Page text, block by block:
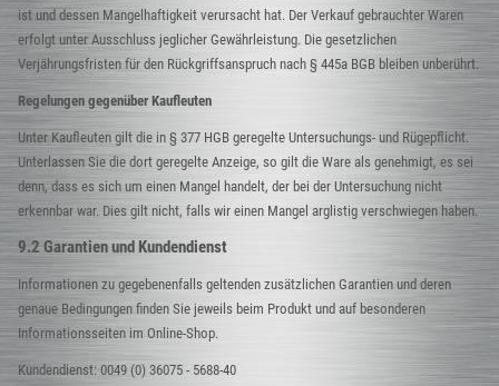
ist und dessen Mangelhaftigkeit verursacht hat. Der Verkauf gebrauchter Waren
erfolgt unter Ausschluss jeglicher Gewährleistung. Die gesetzlichen
Verjährungsfristen für den Rückgriffsanspruch nach § 445a BGB bleiben unberührt.
Regelungen gegenüber Kaufleuten
Unter Kaufleuten gilt die in § 377 HGB geregelte Untersuchungs- und Rügepflicht.
Unterlassen Sie die dort geregelte Anzeige, so gilt die Ware als genehmigt, es sei
denn, dass es sich um einen Mangel handelt, der bei der Untersuchung nicht
erkennbar war. Dies gilt nicht, falls wir einen Mangel arglistig verschwiegen haben.
9.2 Garantien und Kundendienst
Informationen zu gegebenenfalls geltenden zusätzlichen Garantien und deren
genaue Bedingungen finden Sie jeweils beim Produkt und auf besonderen
Informationsseiten im Online-Shop.
Kundendienst: 0049 (0) 36075 - 5688-40